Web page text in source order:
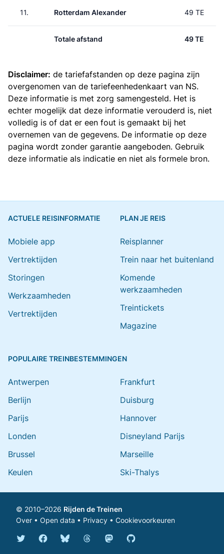
11. Rotterdam Alexander 49 TE
Totale afstand 49 TE
Disclaimer: de tariefafstanden op deze pagina zijn
overgenomen van de tariefeenhedenkaart van NS.
Deze informatie is met zorg samengesteld. Het is
echter mogelijk dat deze informatie verouderd is, niet
volledig is of dat er een fout is gemaakt bij het
overnemen van de gegevens. De informatie op deze
pagina wordt zonder garantie aangeboden. Gebruik
deze informatie als indicatie en niet als formele bron.
ACTUELE REISINFORMATIE
Mobiele app
Vertrektijden
Storingen
Werkzaamheden
Vertrektijden
PLAN JE REIS
Reisplanner
Trein naar het buitenland
Komende
werkzaamheden
Treintickets
Magazine
POPULAIRE TREINBESTEMMINGEN
Antwerpen
Berlijn
Parijs
Londen
Brussel
Keulen
Frankfurt
Duisburg
Hannover
Disneyland Parijs
Marseille
Ski-Thalys
© 2010–2026 Rijden de Treinen
Over • Open data • Privacy • Cookievoorkeuren